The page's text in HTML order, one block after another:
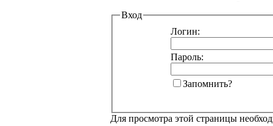
Вход
Логин:
Пароль:
Запомнить?
Для просмотра этой страницы